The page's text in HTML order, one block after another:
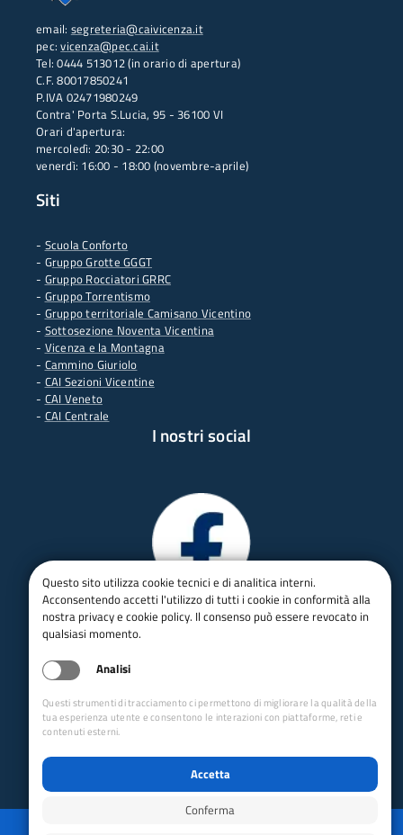
email: segreteria@caivicenza.it
pec:vicenza@pec.cai.it
Tel: 0444 513012 (in orario di apertura)
C.F. 80017850241
P.IVA 02471980249
Contra' Porta S.Lucia, 95 - 36100 VI
Orari d'apertura:
mercoledì: 20:30 - 22:00
venerdì: 16:00 - 18:00 (novembre-aprile)
Siti
- Scuola Conforto
- Gruppo Grotte GGGT
- Gruppo Rocciatori GRRC
- Gruppo Torrentismo
- Gruppo territoriale Camisano Vicentino
- Sottosezione Noventa Vicentina
- Vicenza e la Montagna
- Cammino Giuriolo
- CAI Sezioni Vicentine
- CAI Veneto
- CAI Centrale
I nostri social
Questo sito utilizza cookie tecnici e di analitica interni.
Acconsentendo accetti l'utilizzo di tutti i cookie in conformità alla
nostra privacy e cookie policy. Il consenso può essere revocato in
qualsiasi momento.
Analisi
Questi strumenti di tracciamento ci permettono di migliorare la qualità della
tua esperienza utente e consentono le interazioni con piattaforme, reti e
contenuti esterni.
Accetta
Conferma